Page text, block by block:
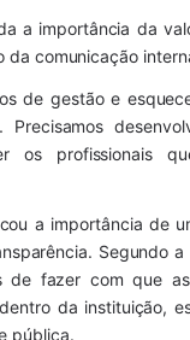
a importância da
da comunicação
de gestão e
os profissionais
a importância de
Segundo a
de fazer com que
da instituição,
pública.